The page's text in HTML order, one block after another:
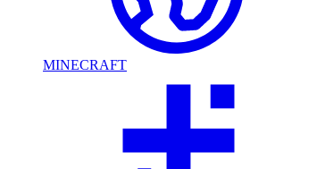
MINECRAFT